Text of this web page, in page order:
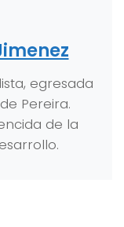
egresada
Pereira.
de la